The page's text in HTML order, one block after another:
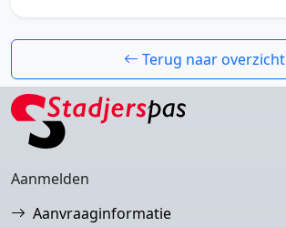
Terug naar overzicht
Aanmelden
Aanvraaginformatie